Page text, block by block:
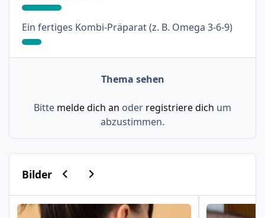
Ein fertiges Kombi-Präparat (z. B. Omega 3-6-9): 9%
Thema sehen
Bitte melde dich an oder registriere dich um
abzustimmen.
BilderVorherige Karussell-Folie
Nächste Karussell-Folie
Psoriasis am Haaransatz und an der Hand